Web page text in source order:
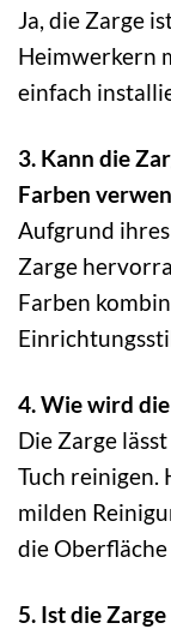
Ja, die Zarge
Heimwerkern
einfach
3. Kann die
Farben
Aufgrund
Zarge
Farben
4. Wie wird
Die Zarge
Tuch reinigen.
milden
die Oberfläche
5. Ist die